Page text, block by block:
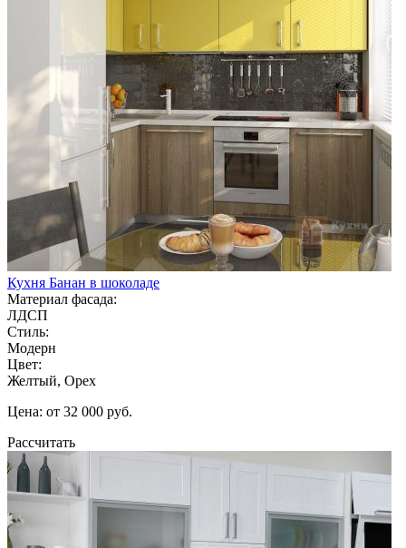
Кухня Банан в шоколаде
Материал фасада:
ЛДСП
Стиль:
Модерн
Цвет:
Желтый, Орех
Цена: от 32 000 руб.
Рассчитать